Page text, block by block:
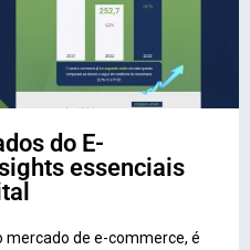
do E-
essenciais
de e-commerce, é